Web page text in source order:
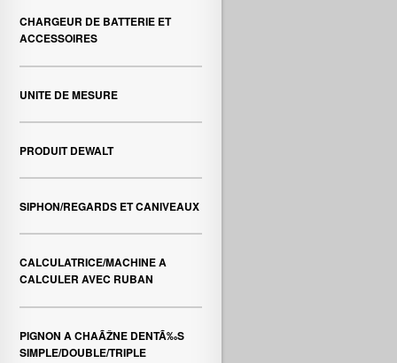
CHARGEUR DE BATTERIE ET
ACCESSOIRES
UNITE DE MESURE
PRODUIT DEWALT
SIPHON/REGARDS ET CANIVEAUX
CALCULATRICE/MACHINE A
CALCULER AVEC RUBAN
PIGNON A CHAÃŽNE DENTÃ‰S
SIMPLE/DOUBLE/TRIPLE